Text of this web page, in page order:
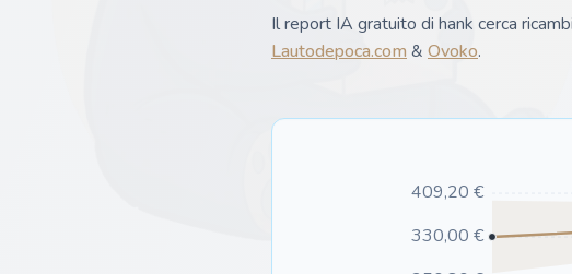
Il report IA gratuito di hank cerca
Lautodepoca.com & Ovoko.
330,00 €
409,20 €